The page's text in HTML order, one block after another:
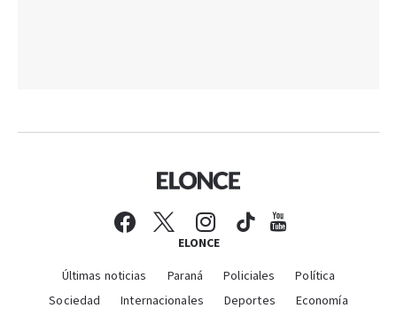
ELONCE
Últimas noticias Paraná Policiales
Política
Sociedad
Internacionales Deportes
Economía